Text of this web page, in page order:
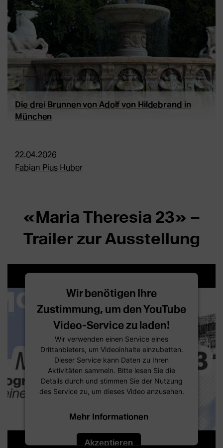
Die drei Brunnen von Adolf von Hildebrand in
München
22.04.2026
Fabian Pius Huber
«Maria Theresia 23» –
Trailer zur Ausstellung
Wir benötigen Ihre
Zustimmung, um den YouTube
Video-Service zu laden!
Wir verwenden einen Service eines
Drittanbieters, um Videoinhalte einzubetten.
Dieser Service kann Daten zu Ihren
Aktivitäten sammeln. Bitte lesen Sie die
Details durch und stimmen Sie der Nutzung
des Service zu, um dieses Video anzusehen.
Mehr Informationen
Akzeptieren